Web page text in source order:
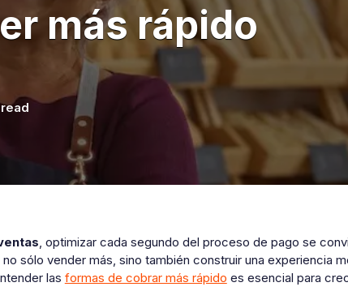
más rápido
, optimizar cada segundo del proceso de pago se
sólo vender más, sino también construir una experiencia
las formas de cobrar más rápido es esencial para